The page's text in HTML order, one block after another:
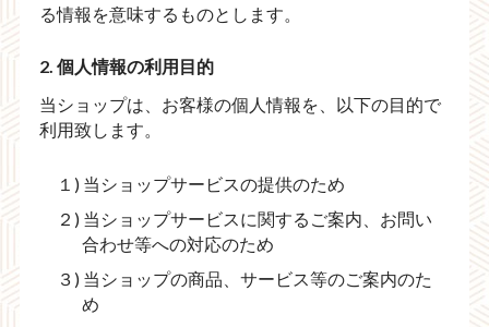
る情報を意味するものとします。
2. 個人情報の利用目的
当ショップは、お客様の個人情報を、以下の目的で
利用致します。
１) 当ショップサービスの提供のため
２) 当ショップサービスに関するご案内、お問い
合わせ等への対応のため
３) 当ショップの商品、サービス等のご案内のた
め